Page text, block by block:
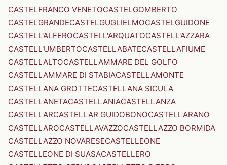
CASTELFRANCO VENETOCASTELGOMBERTO
CASTELGRANDECASTELGUGLIELMOCASTELGUIDONE
CASTELL'ALFEROCASTELL'ARQUATOCASTELL'AZZARA
CASTELL'UMBERTOCASTELLABATECASTELLAFIUME
CASTELLALTOCASTELLAMMARE DEL GOLFO
CASTELLAMMARE DI STABIACASTELLAMONTE
CASTELLANA GROTTECASTELLANA SICULA
CASTELLANETACASTELLANIACASTELLANZA
CASTELLARCASTELLAR GUIDOBONOCASTELLARANO
CASTELLAROCASTELLAVAZZOCASTELLAZZO BORMIDA
CASTELLAZZO NOVARESECASTELLEONE
CASTELLEONE DI SUASACASTELLERO